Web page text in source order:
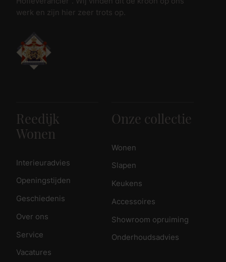
werk en zijn hier zeer trots op.
Reedijk
Wonen
Interieuradvies
Openingstijden
Geschiedenis
Over ons
Service
Vacatures
Onze collectie
Wonen
Slapen
Keukens
Accessoires
Showroom opruiming
Onderhoudsadvies